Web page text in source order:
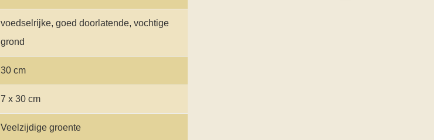
voedselrijke, goed doorlatende, vochtige
grond
30 cm
7 x 30 cm
Veelzijdige groente